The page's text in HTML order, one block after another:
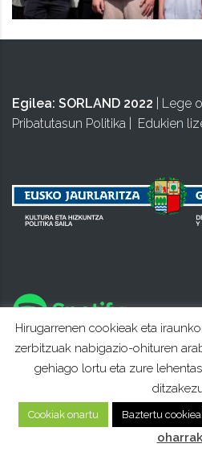
Egilea: SORLAND 2022 Lege
Pribatutasun Politika
Edukien
Hirugarrenen cookieak eta
zerbitzuak nabigazio-ohituren
gehiago lortu eta zure
Cookiak onartu Baztertu
oharrak